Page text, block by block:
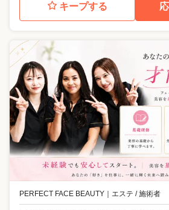
キープする
PERFECT FACE BEAUTY エステ / 施術者